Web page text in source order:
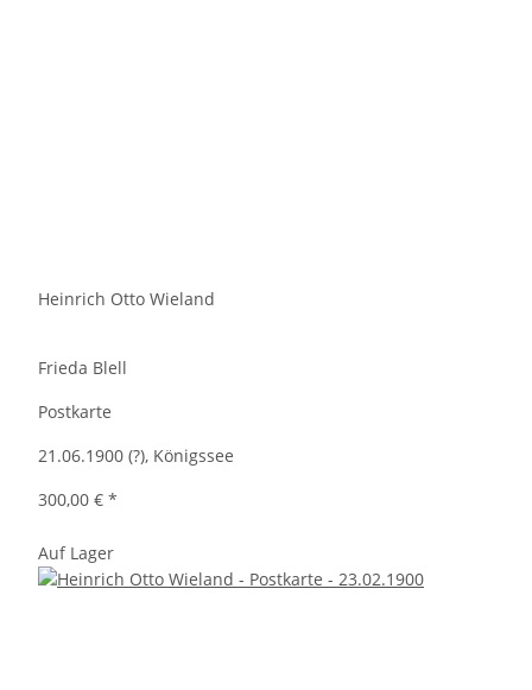
Heinrich Otto Wieland
Frieda Blell
Postkarte
21.06.1900 (?), Königssee
300,00 € *
Auf Lager